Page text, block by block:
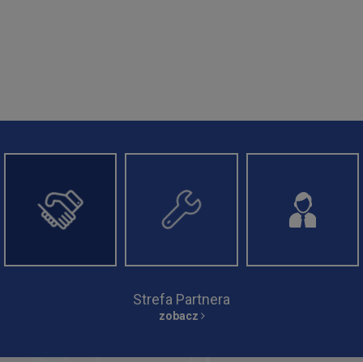
Strefa Instalatora
zobacz